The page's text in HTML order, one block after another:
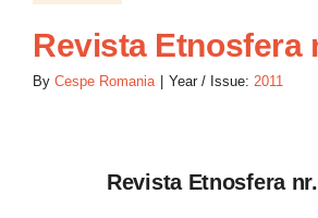
Revista Etnosfera
By Cespe Romania Year / Issue: 2011
Revista Etnosfera